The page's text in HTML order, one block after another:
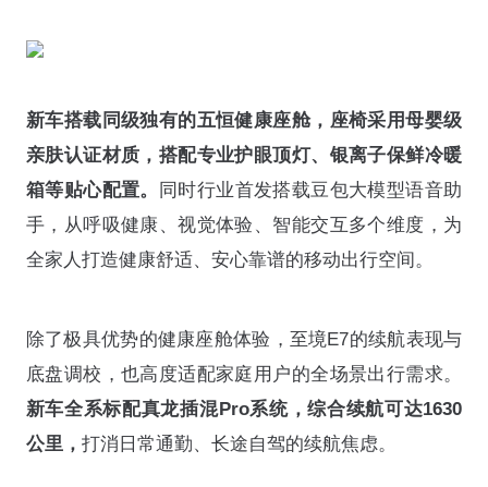
新车搭载同级独有的五恒健康座舱，座椅采用母婴级
亲肤认证材质，搭配专业护眼顶灯、银离子保鲜冷暖
箱等贴心配置。
同时行业首发搭载豆包大模型语音助
手，从呼吸健康、视觉体验、智能交互多个维度，为
全家人打造健康舒适、安心靠谱的移动出行空间。
除了极具优势的健康座舱体验，至境E7的续航表现与
底盘调校，也高度适配家庭用户的全场景出行需求。
新车全系标配真龙插混Pro系统，综合续航可达1630
公里， 打消日常通勤、长途自驾的续航焦虑。